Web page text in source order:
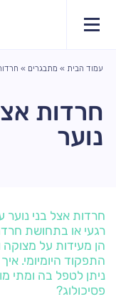
עמוד הבית » מתבגרים »
חרדות
נוער
חרדות אצל בני נוער
רגעי או בתחושת
הן מעידות על
התפקוד היומיומי.
ניתן לטפל בה ומתי
פסיכולוג?